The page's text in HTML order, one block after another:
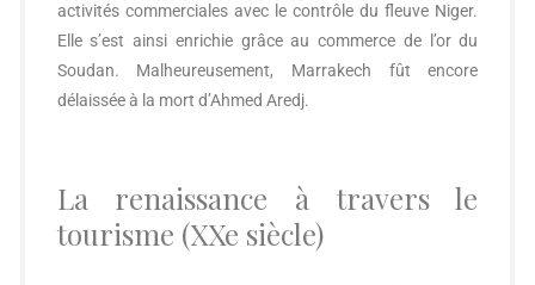
activités commerciales avec le contrôle du fleuve Niger.
Elle s’est ainsi enrichie grâce au commerce de l’or du
Soudan. Malheureusement, Marrakech fût encore
délaissée à la mort d’Ahmed Aredj.
La renaissance à travers le
tourisme (XXe siècle)